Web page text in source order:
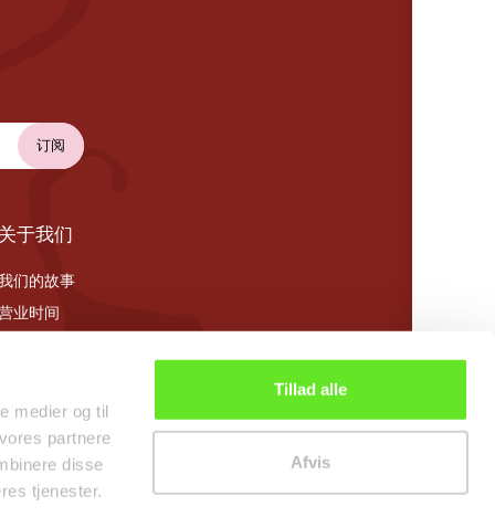
medier og til
partnere
disse
tjenester.
Tillad alle
Afvis
于我们
们的故事
业时间